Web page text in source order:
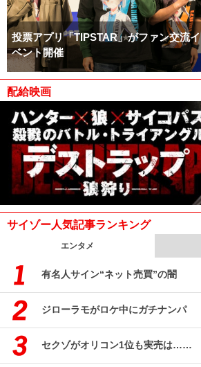
投票アプリ「TIPSTAR」がファン交流イ
ベント開催
配給映画
サイゾー人気記事ランキング
エンタメ
有名人サイン“ネット売買”の闇
ジローラモがロケ中にガチナンパ
セクゾがオリコン1位も実売は……